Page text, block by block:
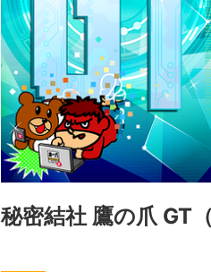
秘密結社 鷹の爪 GT